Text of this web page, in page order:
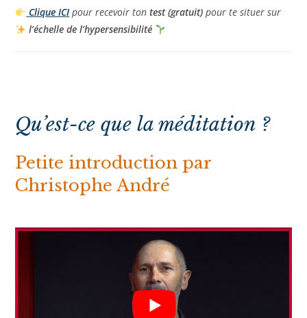
l’échelle de l’hypersensibilité
Qu’est-ce que la méditation ?
Petite introduction par
Christophe André